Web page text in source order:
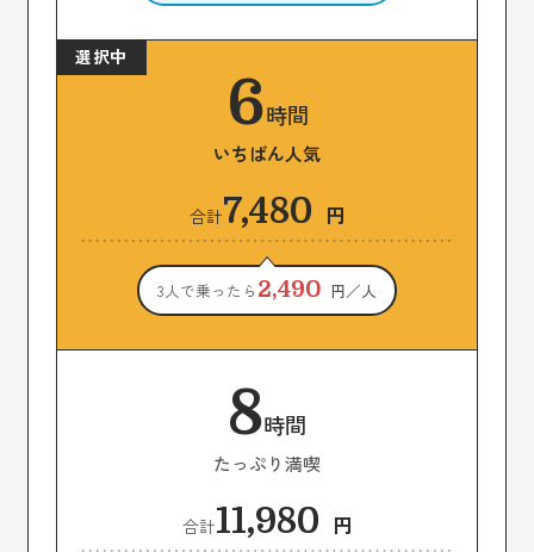
6時間
いちばん人気
合計7,480 円
3人で乗ったら 2,490 円／人
8時間
たっぷり満喫
合計11,980 円